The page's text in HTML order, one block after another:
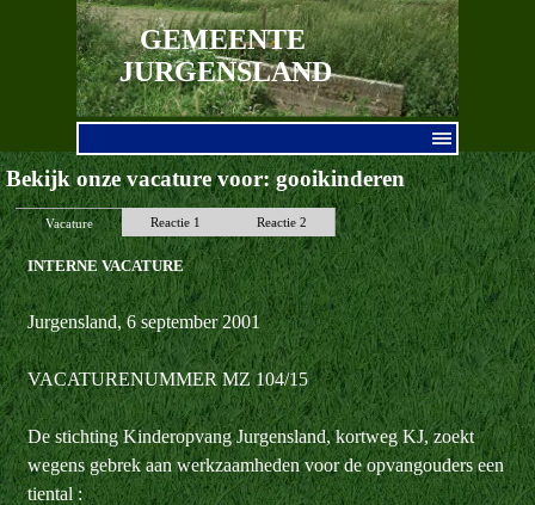
Ga naar de inhoud
GEMEENTE
JURGENSLAND
Bekijk onze vacature voor: gooikinderen
Vacature Reactie 1 Reactie 2
INTERNE VACATURE
Jurgensland, 6 september 2001
VACATURENUMMER MZ 104/15
De stichting Kinderopvang Jurgensland, kortweg KJ, zoekt
wegens gebrek aan werkzaamheden voor de opvangouders een
tiental :